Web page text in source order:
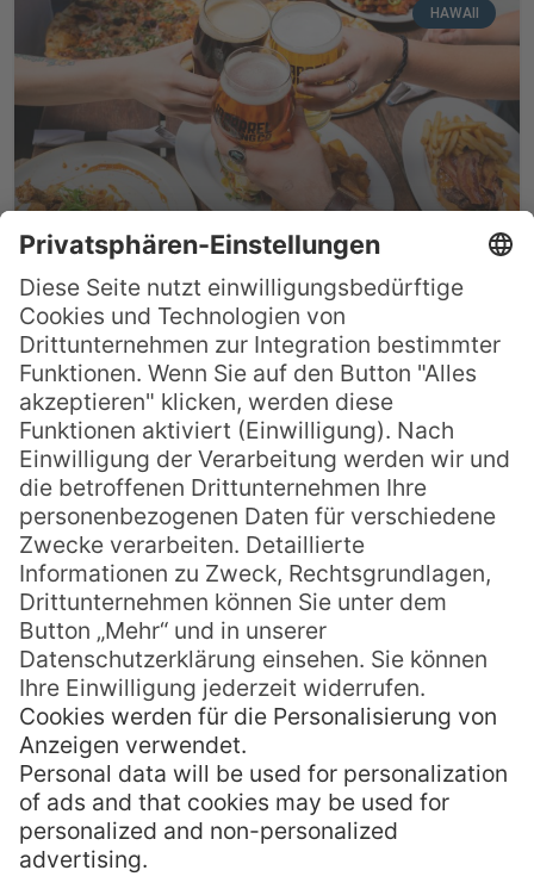
HAWAII
Die 15 besten Bring your own Bottle (BYOB)
Restaurants auf Hawaii
Eine Alkohol-Lizenz auf Hawaii zu ergattern,
ist teuer und ziemlich kompliziert. Viele
Restaurants verzichten daher ganz darauf
und bieten nur anti-alkoholische Getränke
an. Wer gerne ein Bier zum Burger oder ein
Glas Wein zur Pasta trinkt, kann aber auch
nach BYOB-Restaurants auf Hawaii suchen.
Das sind Lokalitäten, die es erlauben,
MEHR LESEN »
Viv 13. August 2022 Keine Kommentare
« Zurück 1 2 3 4 5 … 21 Weiter »